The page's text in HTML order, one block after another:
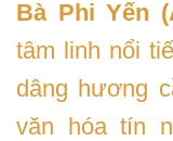
Bà Phi Yến
tâm linh nổi
dâng hương
văn hóa tín